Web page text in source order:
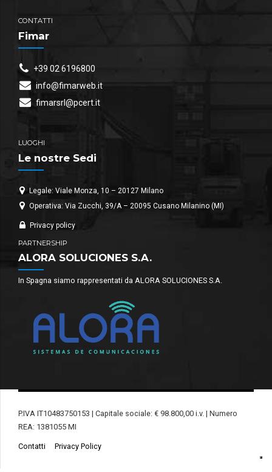
CONTATTI
Fimar
+39 02 6196800
info@fimarweb.it
fimarsrl@pcert.it
LUOGHI
Le nostre Sedi
Legale: Viale Monza, 10 – 20127 Milano
Operativa: Via Zucchi, 39/A – 20095 Cusano Milanino (MI)
Privacy policy
PARTNERSHIP
ALORA SOLUCIONES S.A.
In Spagna siamo rappresentati da ALORA SOLUCIONES S.A.
P.IVA IT10483750153 | Capitale sociale: € 98.800,00 i.v. | Numero
REA: 1381055 MI
Contatti Privacy Policy